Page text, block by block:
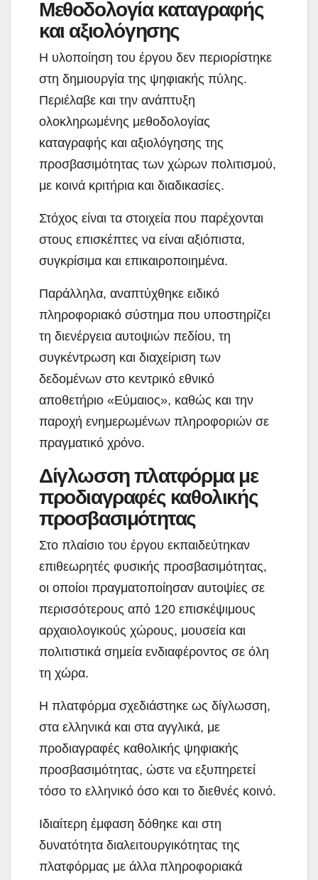
Μεθοδολογία καταγραφής
και αξιολόγησης
Η υλοποίηση του έργου δεν περιορίστηκε
στη δημιουργία της ψηφιακής πύλης.
Περιέλαβε και την ανάπτυξη
ολοκληρωμένης μεθοδολογίας
καταγραφής και αξιολόγησης της
προσβασιμότητας των χώρων πολιτισμού,
με κοινά κριτήρια και διαδικασίες.
Στόχος είναι τα στοιχεία που παρέχονται
στους επισκέπτες να είναι αξιόπιστα,
συγκρίσιμα και επικαιροποιημένα.
Παράλληλα, αναπτύχθηκε ειδικό
πληροφοριακό σύστημα που υποστηρίζει
τη διενέργεια αυτοψιών πεδίου, τη
συγκέντρωση και διαχείριση των
δεδομένων στο κεντρικό εθνικό
αποθετήριο «Εύμαιος», καθώς και την
παροχή ενημερωμένων πληροφοριών σε
πραγματικό χρόνο.
Δίγλωσση πλατφόρμα με
προδιαγραφές καθολικής
προσβασιμότητας
Στο πλαίσιο του έργου εκπαιδεύτηκαν
επιθεωρητές φυσικής προσβασιμότητας,
οι οποίοι πραγματοποίησαν αυτοψίες σε
περισσότερους από 120 επισκέψιμους
αρχαιολογικούς χώρους, μουσεία και
πολιτιστικά σημεία ενδιαφέροντος σε όλη
τη χώρα.
Η πλατφόρμα σχεδιάστηκε ως δίγλωσση,
στα ελληνικά και στα αγγλικά, με
προδιαγραφές καθολικής ψηφιακής
προσβασιμότητας, ώστε να εξυπηρετεί
τόσο το ελληνικό όσο και το διεθνές κοινό.
Ιδιαίτερη έμφαση δόθηκε και στη
δυνατότητα διαλειτουργικότητας της
πλατφόρμας με άλλα πληροφοριακά